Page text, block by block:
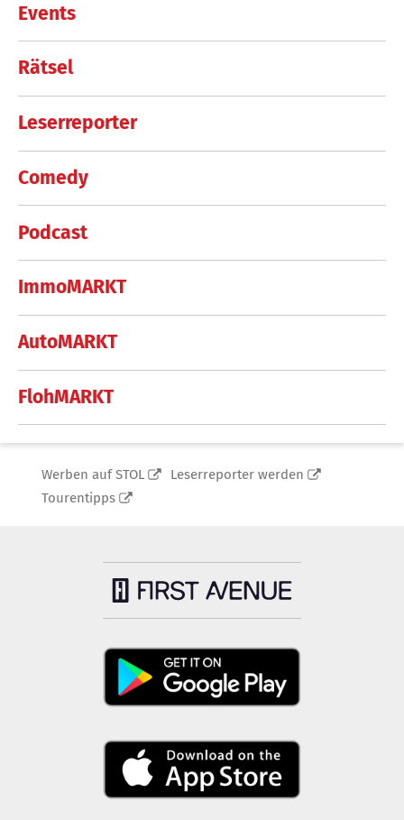
Events
Rätsel
Leserreporter
Comedy
Podcast
ImmoMARKT
AutoMARKT
FlohMARKT
Werben auf STOL
Leserreporter werden
Tourentipps